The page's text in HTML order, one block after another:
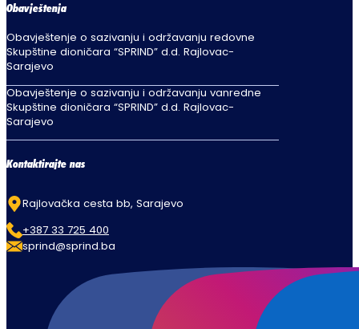
Obavještenja
Obavještenje o sazivanju i održavanju redovne
Skupštine dioničara “SPRIND” d.d. Rajlovac-
Sarajevo
Obavještenje o sazivanju i održavanju vanredne
Skupštine dioničara “SPRIND” d.d. Rajlovac-
Sarajevo
Kontaktirajte nas
Rajlovačka cesta bb, Sarajevo
+387 33 725 400
sprind@sprind.ba